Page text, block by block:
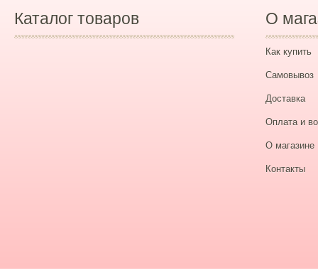
Каталог товаров О
Как купить
Самовывоз
Доставка
Оплата и
О магазине
Контакты